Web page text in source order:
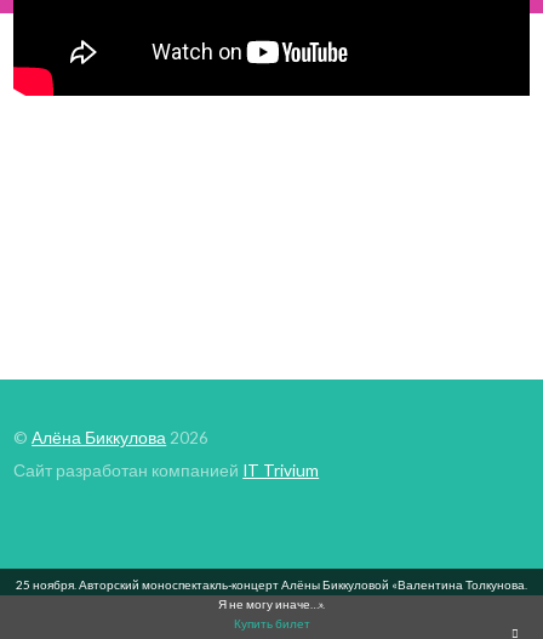
©Алёна Биккулова 2026
Сайт разработан компанией IT Trivium
25 ноября. Авторский моноспектакль-концерт Алёны Биккуловой «Валентина Толкунова.
Я не могу иначе…».
Купить билет